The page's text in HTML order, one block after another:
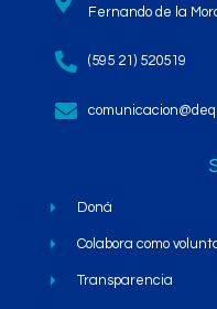
Fernando de la
(595 21) 520519
Doná
Colabora como
Transparencia